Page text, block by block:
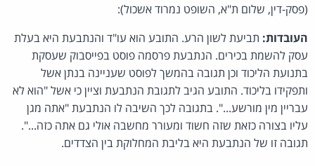
(פסק-דין, שלום ת"א, השופט נמרוד אשכול):
העובדות: תביעת לשון הרע. התובע הוא עו"ד והנתבעת היא בעלת
עסק להשמת בכירים. הנתבעת פרסמה פוסט בפייסבוק שעסקת
בתנועת הליכוד וכן תגובה בהמשך לפוסט שעניינה בנתן אשל
ותפקידו בליכוד. התובע הגיב לתגובת הנתבעת וציין כי אשל "הוא לא
עבריין מין מורשע...". בתגובה לכך השיבה לו הנתבעת "אתה מגן
עליו בצורה כזאת שזה חשוד ומעורר מחשבה אולי גם אתה כזה...".
תגובה זו של הנתבעת היא בליבת המחלוקת בין הצדדים.